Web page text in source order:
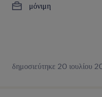
μόνιμη
δημοσιεύτηκε 20 ιουλίου